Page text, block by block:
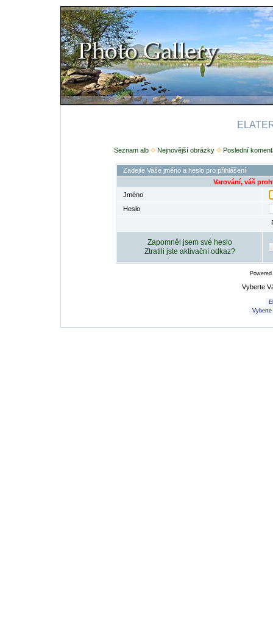
Seznam alb Nejnovější obrázky Poslední
Zadejte Vaše jméno a heslo pro přihlášení
Varování, váš
Jméno
Heslo
Zapomněl jsem své heslo
Ztratili jste aktivační odkaz?
Vyberte